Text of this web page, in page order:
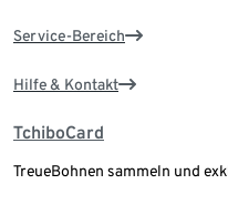
Service-Bereich
Hilfe & Kontakt
TchiboCard
TreueBohnen sammeln und